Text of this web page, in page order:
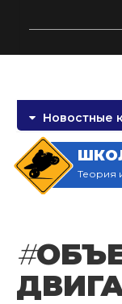
Новостные
Теория
#